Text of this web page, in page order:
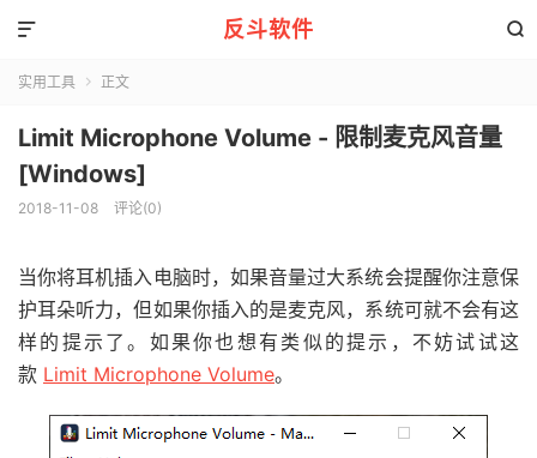
反斗软件 

实用工具  正文
Limit Microphone Volume - 限制麦克风音量
[Windows]
2018-11-08 评论(0)
当你将耳机插入电脑时，如果音量过大系统会提醒你注意保
护耳朵听力，但如果你插入的是麦克风，系统可就不会有这
样的提示了。如果你也想有类似的提示，不妨试试这
款 Limit Microphone Volume。